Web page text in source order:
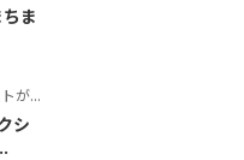
ま
本質
シ